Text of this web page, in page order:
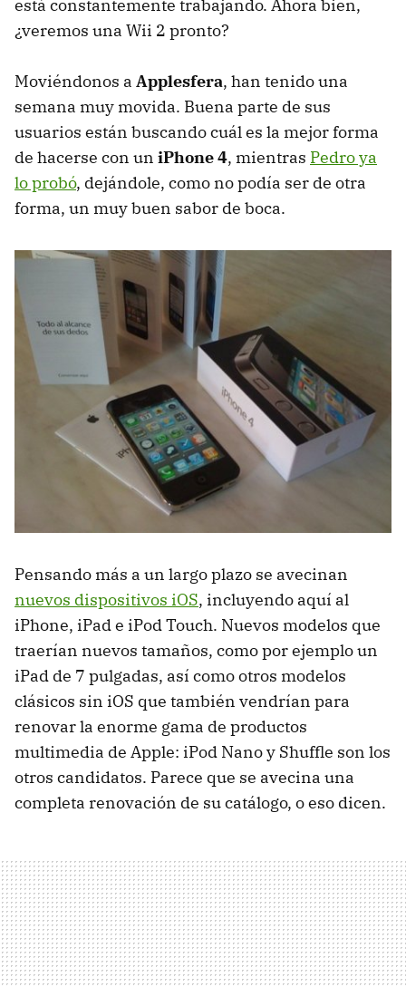
está constantemente trabajando. Ahora bien,
¿veremos una Wii 2 pronto?
Moviéndonos a Applesfera, han tenido una
semana muy movida. Buena parte de sus
usuarios están buscando cuál es la mejor forma
de hacerse con un iPhone 4, mientras Pedro ya
lo probó, dejándole, como no podía ser de otra
forma, un muy buen sabor de boca.
Pensando más a un largo plazo se avecinan
nuevos dispositivos iOS, incluyendo aquí al
iPhone, iPad e iPod Touch. Nuevos modelos que
traerían nuevos tamaños, como por ejemplo un
iPad de 7 pulgadas, así como otros modelos
clásicos sin iOS que también vendrían para
renovar la enorme gama de productos
multimedia de Apple: iPod Nano y Shuffle son los
otros candidatos. Parece que se avecina una
completa renovación de su catálogo, o eso dicen.